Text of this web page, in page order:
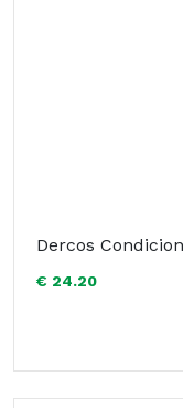
Dercos
€ 24.20